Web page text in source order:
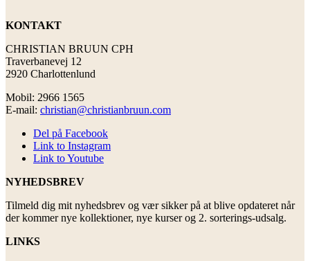
KONTAKT
CHRISTIAN BRUUN CPH
Traverbanevej 12
2920 Charlottenlund
Mobil: 2966 1565
E-mail: christian@christianbruun.com
Del på Facebook
Link to Instagram
Link to Youtube
NYHEDSBREV
Tilmeld dig mit nyhedsbrev og vær sikker på at blive opdateret når
der kommer nye kollektioner, nye kurser og 2. sorterings-udsalg.
LINKS